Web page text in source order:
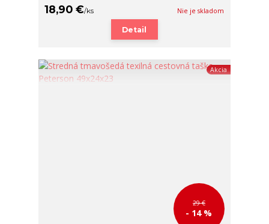
18,90 €/ks Nie je skladom
Detail
Akcia
29 €
- 14 %